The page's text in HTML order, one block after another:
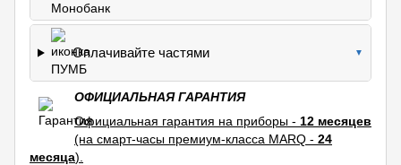
Оплачивайте частями ▼
ОФИЦИАЛЬНАЯ ГАРАНТИЯ
Официальная гарантия на приборы - 12 месяцев
(на смарт-часы премиум-класса MARQ - 24
месяца).